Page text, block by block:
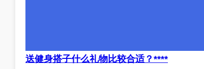
送健身搭子什么礼物比较合适？****